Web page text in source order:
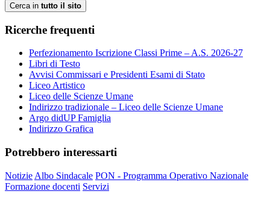
Cerca in tutto il sito
Ricerche frequenti
Perfezionamento Iscrizione Classi Prime – A.S. 2026-27
Libri di Testo
Avvisi Commissari e Presidenti Esami di Stato
Liceo Artistico
Liceo delle Scienze Umane
Indirizzo tradizionale – Liceo delle Scienze Umane
Argo didUP Famiglia
Indirizzo Grafica
Potrebbero interessarti
Notizie Albo Sindacale PON - Programma Operativo Nazionale
Formazione docenti Servizi